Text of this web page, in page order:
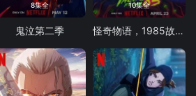
8集全
鬼泣第二季
10集全
怪奇物语，1985故事集